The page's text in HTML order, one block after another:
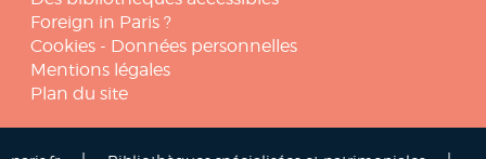
Foreign in Paris ?
Cookies - Données personnelles
Mentions légales
Plan du site